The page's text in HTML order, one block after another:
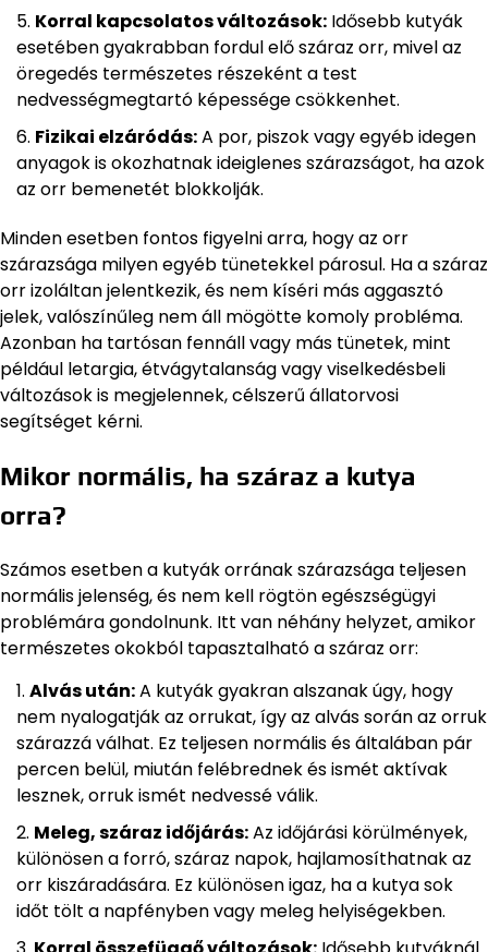
Korral kapcsolatos változások: Idősebb kutyák
esetében gyakrabban fordul elő száraz orr, mivel az
öregedés természetes részeként a test
nedvességmegtartó képessége csökkenhet.
Fizikai elzáródás:A por, piszok vagy egyéb idegen
anyagok is okozhatnak ideiglenes szárazságot, ha azok
az orr bemenetét blokkolják.
Minden esetben fontos figyelni arra, hogy az orr
szárazsága milyen egyéb tünetekkel párosul. Ha a száraz
orr izoláltan jelentkezik, és nem kíséri más aggasztó
jelek, valószínűleg nem áll mögötte komoly probléma.
Azonban ha tartósan fennáll vagy más tünetek, mint
például letargia, étvágytalanság vagy viselkedésbeli
változások is megjelennek, célszerű állatorvosi
segítséget kérni.
Mikor normális, ha száraz a kutya
orra?
Számos esetben a kutyák orrának szárazsága teljesen
normális jelenség, és nem kell rögtön egészségügyi
problémára gondolnunk. Itt van néhány helyzet, amikor
természetes okokból tapasztalható a száraz orr:
Alvás után:A kutyák gyakran alszanak úgy, hogy
nem nyalogatják az orrukat, így az alvás során az orruk
szárazzá válhat. Ez teljesen normális és általában pár
percen belül, miután felébrednek és ismét aktívak
lesznek, orruk ismét nedvessé válik.
Meleg, száraz időjárás:Az időjárási körülmények,
különösen a forró, száraz napok, hajlamosíthatnak az
orr kiszáradására. Ez különösen igaz, ha a kutya sok
időt tölt a napfényben vagy meleg helyiségekben.